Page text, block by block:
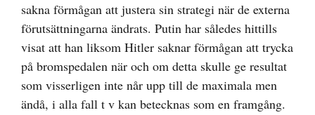
sakna förmågan att justera sin strategi när de externa
förutsättningarna ändrats. Putin har således hittills
visat att han liksom Hitler saknar förmågan att trycka
på bromspedalen när och om detta skulle ge resultat
som visserligen inte når upp till de maximala men
ändå, i alla fall t v kan betecknas som en framgång.